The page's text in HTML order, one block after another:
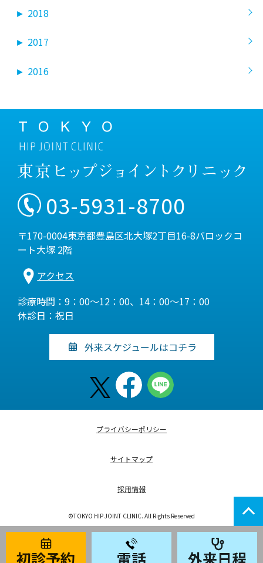
► 2018
► 2017
► 2016
03-5931-8700
〒170-0004東京都豊島区北大塚2丁目16-8バロックコ
ート大塚 2階
アクセス
診療時間：9：00～12：00、14：00～17：00
休診日：祝日
外来スケジュールはコチラ
プライバシーポリシー
サイトマップ
採用情報
©TOKYO HIP JOINT CLINIC. All Rights Reserved
初診予約 電話 外来日程